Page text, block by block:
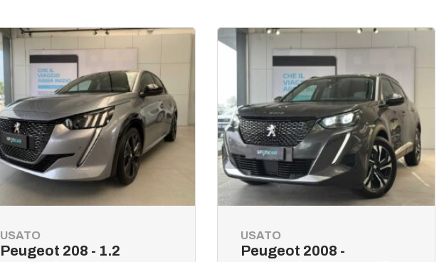
USATO
Peugeot 208 - 1.2
USATO
Peugeot 2008 -